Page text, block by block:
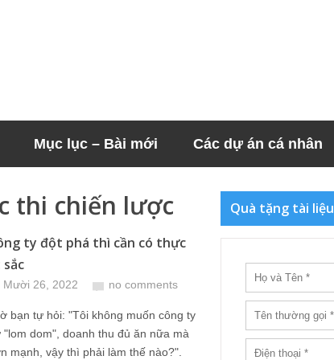
Mục lục – Bài mới Các dự án cá nhân
thi chiến lược
ty đột phá thì cần có thực
Mười 26, 2022 no comments
bạn tự hỏi: "Tôi không muốn công ty
"lom dom", doanh thu đủ ăn nữa mà
mạnh, vậy thì phải làm thế nào?".
Quà tặng tài liệu